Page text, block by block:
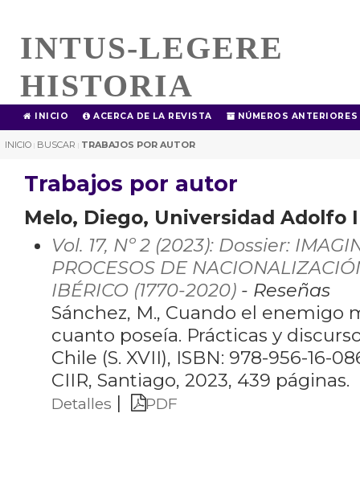
INTUS-LEGERE
HISTORIA
INICIO ACERCA DE LA REVISTA NÚMEROS ANTERIORES
INICIO | BUSCAR | TRABAJOS POR AUTOR
Trabajos por autor
Melo, Diego, Universidad Adolfo
Vol. 17, Nº 2 (2023): Dossier:
PROCESOS DE
IBÉRICO (1770-2020)- Reseñas
Sánchez, M., Cuando el enemigo
cuanto poseía. Prácticas y
Chile (S. XVII), ISBN: 978-956-16-
CIIR, Santiago, 2023, 439 páginas.
Detalles | PDF